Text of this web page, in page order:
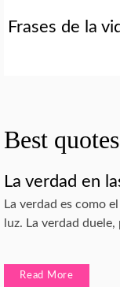
Frases de la
Best
La verdad en
La verdad es como
luz. La verdad
Read More